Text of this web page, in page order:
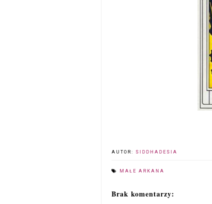
AUTOR: SIDDHADESIA
MAŁE ARKANA
Brak komentarzy: